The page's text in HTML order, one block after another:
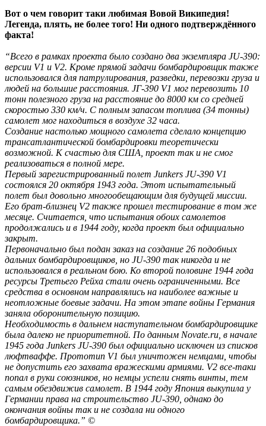
Вот о чем говорит таки любимая Вовой Википедия!
Легенда, плять, не более того! Ни одного подтверждённого
факта!
“Всего в рамках проекта было создано два экземпляра JU-390:
версии V1 и V2. Кроме прямой задачи бомбардировщик также
использовался для патрулирования, разведки, перевозки груза и
людей на большие расстояния. JГ-390 V1 мог перевозить 10
тонн полезного груза на расстояние до 8000 км со средней
скоростью 330 км/ч. С полным запасом топлива (34 тонны)
самолет мог находиться в воздухе 32 часа.
Создание настолько мощного самолета сделало концепцию
трансатлантической бомбардировки теоретически
возможной. К счастью для США, проект так и не смог
реализоваться в полной мере.
Первый зарегистрированный полет Junkers JU-390 V1
состоялся 20 октября 1943 года. Этот испытательный
полет был довольно многообещающим для будущей миссии.
Его брат-близнец V2 также прошел тестирование в том же
месяце. Считается, что испытания обоих самолетов
продолжались и в 1944 году, когда проект был официально
закрыт.
Первоначально был подан заказ на создание 26 подобных
дальних бомбардировщиков, но JU-390 так никогда и не
использовался в реальном бою. Ко второй половине 1944 года
ресурсы Третьего Рейха стали очень ограниченными. Все
средства в основном направлялись на наиболее важные и
неотложные боевые задачи. На этом этапе войны Германия
заняла оборонительную позицию.
Необходимость в дальнем наступательном бомбардировщике
была далеко не приоритетной. По данным Novate.ru, в начале
1945 года Junkers JU-390 был официально исключен из списков
люфтваффе. Прототип V1 был уничтожен немцами, чтобы
не допустить его захвата вражескими армиями. V2 все-таки
попал в руки союзников, но немцы успели снять винты, тем
самым обездвижив самолет. В 1944 году Япония выкупила у
Германии права на строительство JU-390, однако до
окончания войны так и не создала ни одного
бомбардировщика.” ©